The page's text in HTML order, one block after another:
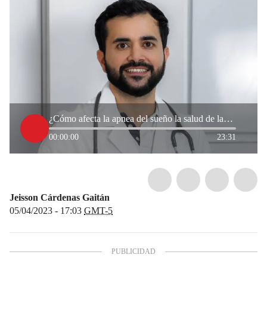
¿Cómo afecta la apnea del sueño la salud de las personas?, experto lo explica
00:00:00 23:31
Jeisson Cárdenas Gaitán
05/04/2023 - 17:03 GMT-5